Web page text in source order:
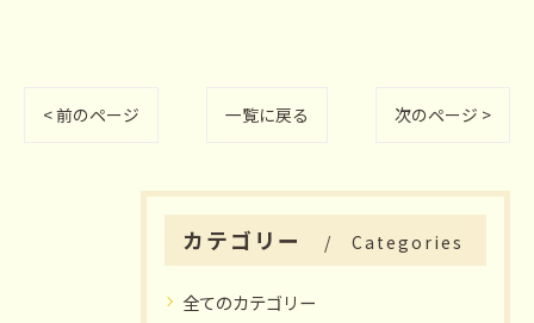
< 前のページ 一覧に戻る 次のページ >
カテゴリー Categories
全てのカテゴリー